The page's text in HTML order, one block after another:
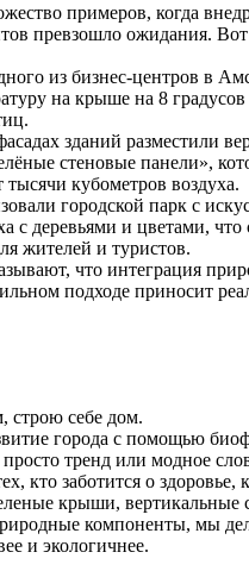
примеров, когда
превзошло ожидания. Вот
из бизнес-центров в
на крыше на 8 градусов
зданий разместили
стеновые панели»,
кубометров воздуха.
городской парк с
с деревьями и цветами, что
жителей и туристов.
что интеграция
подходе приносит
строю себе дом.
города с помощью
тренд или модное
кто заботится о здоровье,
крыши, вертикальные
компоненты, мы
и экологичнее.